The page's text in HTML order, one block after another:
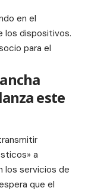
en el
los dispositivos.
para el
este
a
los servicios de
que el